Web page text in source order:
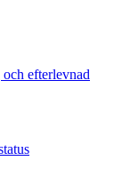
och efterlevnad